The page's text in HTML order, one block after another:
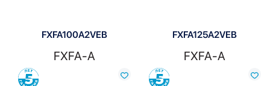
FXFA100A2VEB
FXFA-A
FXFA125A2VEB
FXFA-A